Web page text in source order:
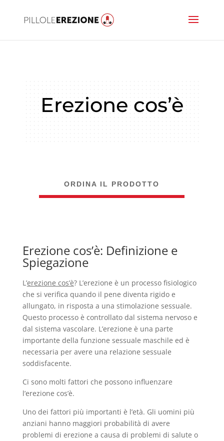
Erezione cos’è
ORDINA IL PRODOTTO
Erezione cos’è: Definizione e
Spiegazione
L’erezione cos’è? L’erezione è un processo fisiologico
che si verifica quando il pene diventa rigido e
allungato, in risposta a una stimolazione sessuale.
Questo processo è controllato dal sistema nervoso e
dal sistema vascolare. L’erezione è una parte
importante della funzione sessuale maschile ed è
necessaria per avere una relazione sessuale
soddisfacente.
Ci sono molti fattori che possono influenzare
l’erezione cos’è.
Uno dei fattori più importanti è l’età. Gli uomini più
anziani hanno maggiori probabilità di avere
problemi di erezione a causa di problemi di salute o